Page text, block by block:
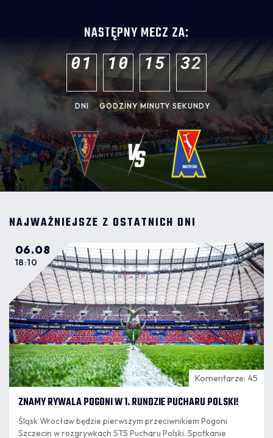
NASTĘPNY MECZ ZA:
01
DNI
10
GODZINY
15
MINUTY
30
SEKUNDY
NAJWAŻNIEJSZE Z OSTATNICH DNI
06.08
18:10
Komentarze: 45
ZNAMY RYWALA POGONI W 1. RUNDZIE PUCHARU POLSKI!
Śląsk Wrocław będzie pierwszym przeciwnikiem Pogoni
Szczecin w rozgrywkach STS Pucharu Polski. Spotkanie